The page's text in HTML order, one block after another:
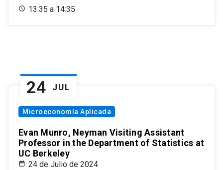
13:35 a 14:35
24 JUL
Microeconomía Aplicada
Evan Munro, Neyman Visiting Assistant
Professor in the Department of Statistics at
UC Berkeley
24 de Julio de 2024